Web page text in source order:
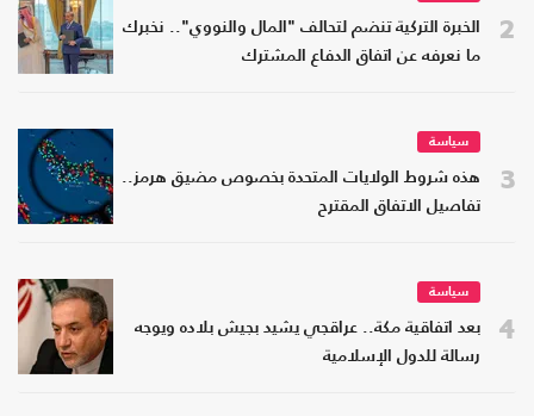
2
الخبرة التركية تنضم لتحالف "المال والنووي".. نخبرك
ما نعرفه عن اتفاق الدفاع المشترك
3
سياسة
هذه شروط الولايات المتحدة بخصوص مضيق هرمز..
تفاصيل الاتفاق المقترح
4
سياسة
بعد اتفاقية مكة.. عراقجي يشيد بجيش بلاده ويوجه
رسالة للدول الإسلامية